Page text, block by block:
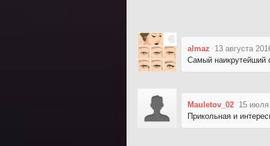
almaz
13 августа
Самый
Mauletov_02 15 июля
Прикольная и